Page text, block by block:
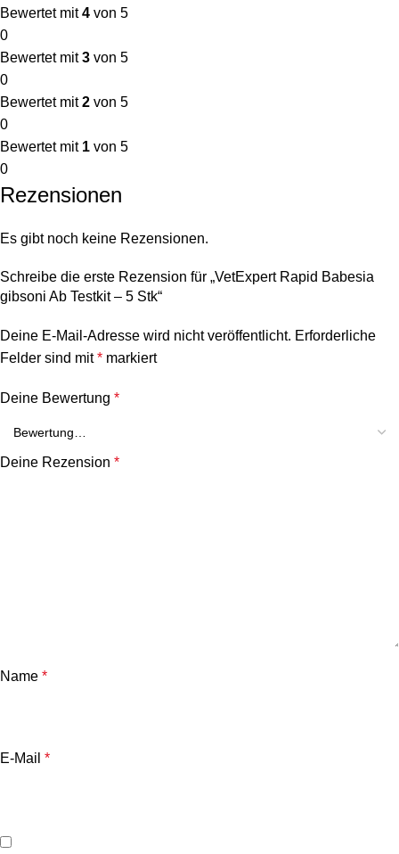
Bewertet mit4 von 5
0
Bewertet mit3 von 5
0
Bewertet mit2 von 5
0
Bewertet mit 1 von 5
0
Rezensionen
Es gibt noch keine Rezensionen.
Schreibe die erste Rezension für „VetExpert Rapid Babesia
gibsoni Ab Testkit – 5 Stk“
Deine E-Mail-Adresse wird nicht veröffentlicht. Erforderliche
Felder sind mit* markiert
Deine Bewertung *
Deine Rezension *
Name *
E-Mail *